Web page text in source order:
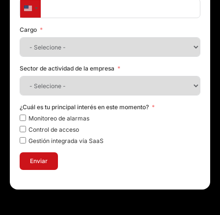
United States +1
Cargo
Sector de actividad de la empresa
¿Cuál es tu principal interés en este momento?
Monitoreo de alarmas
Control de acceso
Gestión integrada vía SaaS
Enviar